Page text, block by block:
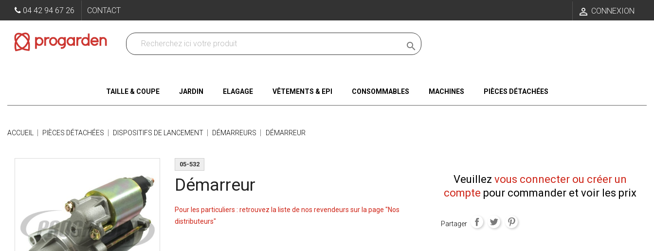
04 42 94 67 26 CONTACT  CONNEXION

TAILLE & COUPE JARDIN ELAGAGE VÊTEMENTS & EPI CONSOMMABLES MACHINES PIÈCES DÉTACHÉES
ACCUEIL PIÈCES DÉTACHÉES DISPOSITIFS DE LANCEMENT DÉMARREURS DÉMARREUR
05-532
Démarreur
Pour les particuliers : retrouvez la liste de nos revendeurs sur la page "Nos
distributeurs"
Veuillez vous connecter ou créer un
compte pour commander et voir les prix
Partager